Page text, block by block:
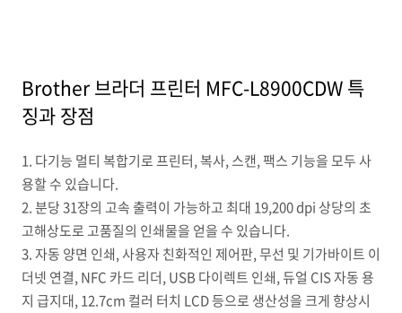
Brother 브라더 프린터 MFC-L8900CDW 특
징과 장점
1. 다기능 멀티 복합기로 프린터, 복사, 스캔, 팩스 기능을 모두 사
용할 수 있습니다.
2. 분당 31장의 고속 출력이 가능하고 최대 19,200 dpi 상당의 초
고해상도로 고품질의 인쇄물을 얻을 수 있습니다.
3. 자동 양면 인쇄, 사용자 친화적인 제어판, 무선 및 기가바이트 이
더넷 연결, NFC 카드 리더, USB 다이렉트 인쇄, 듀얼 CIS 자동 용
지 급지대, 12.7cm 컬러 터치 LCD 등으로 생산성을 크게 향상시